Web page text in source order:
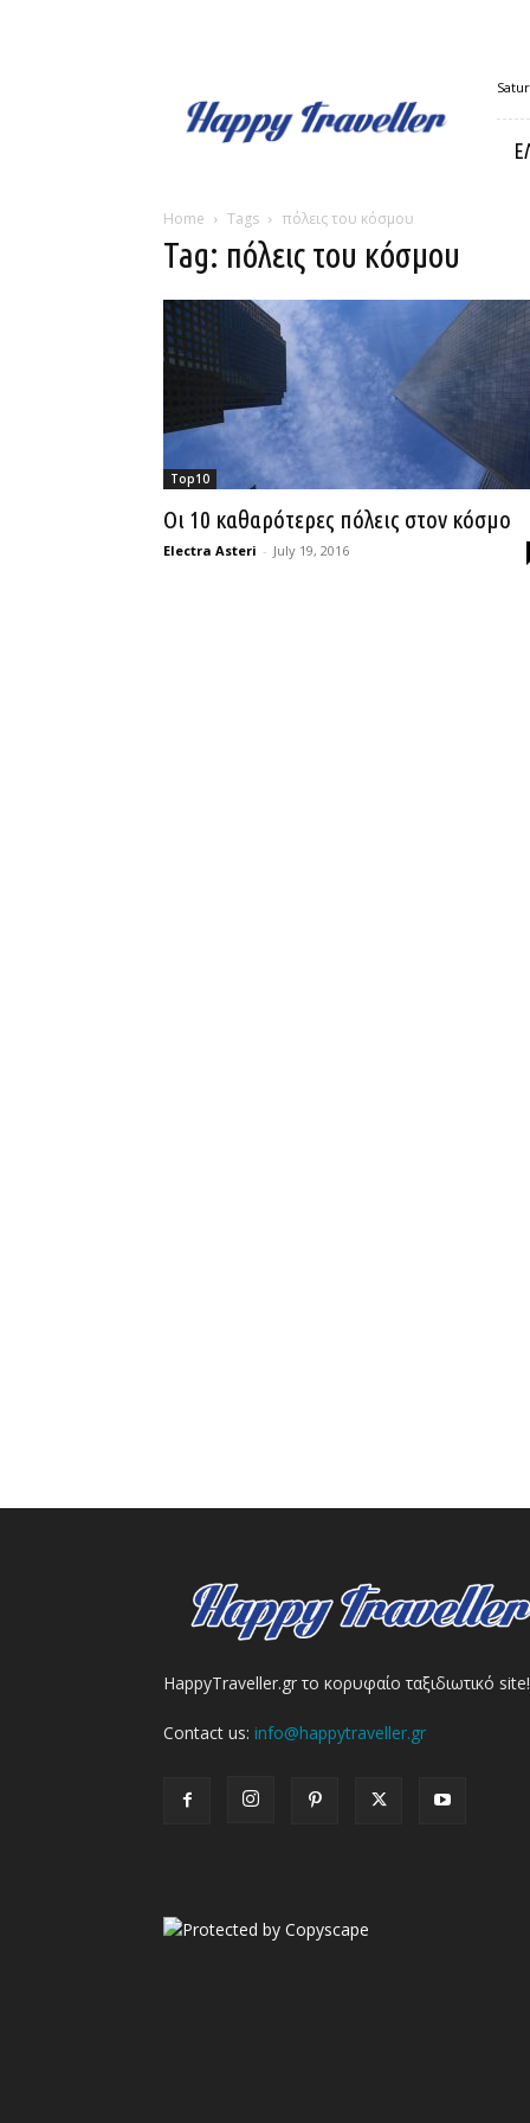
Traveller
Home Tags πόλεις του κόσμου
Tag: πόλεις του κόσμου
Top10
Οι 10 καθαρότερες πόλεις στον κόσμο
Electra Asteri - July 19, 2016
HappyTraveller.gr το κορυφαίο ταξιδιωτικό site!
Contact us: info@happytraveller.gr